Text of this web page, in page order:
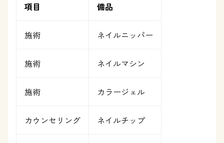
項目 備品
施術 ネイルニッパー
施術 ネイルマシン
施術 カラージェル
カウンセリング ネイルチップ